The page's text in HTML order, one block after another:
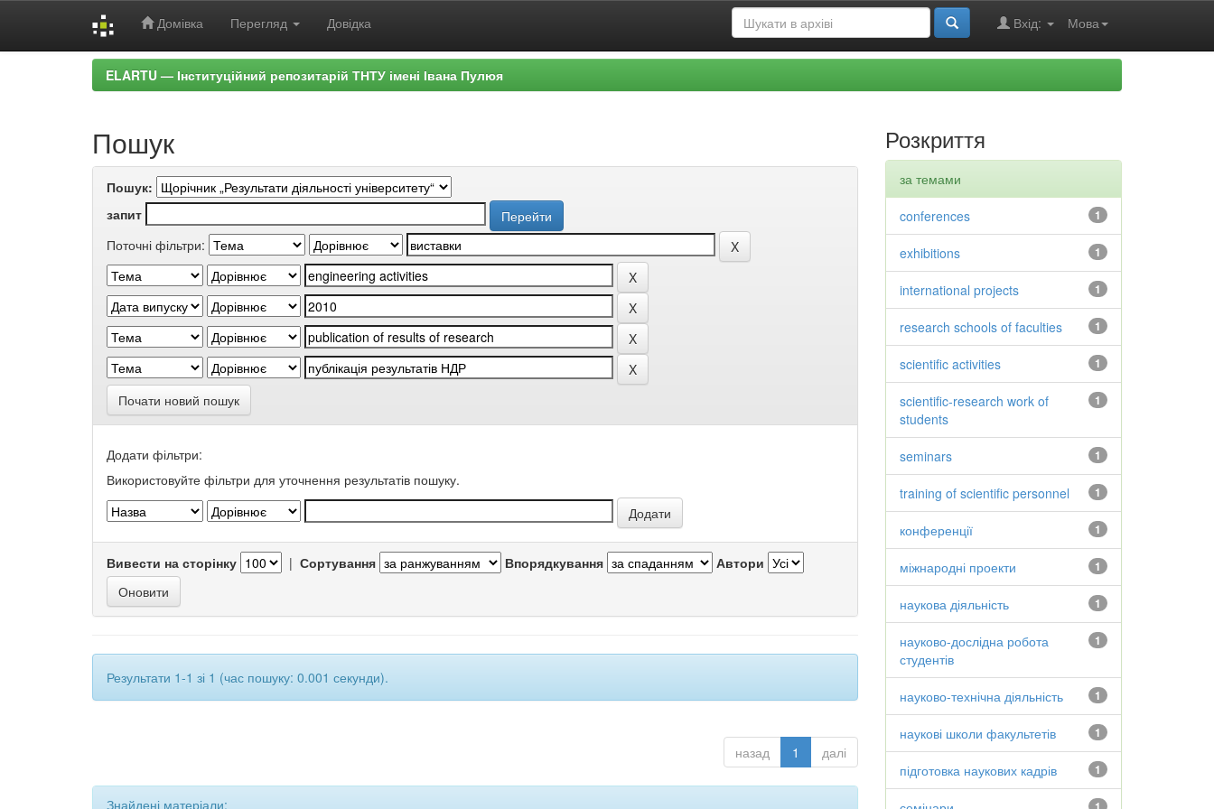
Домівка Перегляд Довідка Мова
Вхід:
ELARTU — Інституційний репозитарій ТНТУ імені Івана Пулюя
Пошук
Пошук:
запит
Поточні фільтри:
Почати новий пошук
Додати фільтри:
Використовуйте фільтри для уточнення результатів пошуку.
Вивести на сторінку | Сортування Впорядкування Автори
Результати 1-1 зі 1 (час пошуку: 0.001 секунди).
назад 1 далі
Знайдені матеріали:
Розкриття
за темами
1
conferences
1
exhibitions
1
international projects
1
research schools of faculties
1
scientific activities
1
scientific-research work of
students
1
seminars
1
training of scientific personnel
1
конференції
1
міжнародні проекти
1
наукова діяльність
1
науково-дослідна робота
студентів
1
науково-технічна діяльність
1
наукові школи факультетів
1
підготовка наукових кадрів